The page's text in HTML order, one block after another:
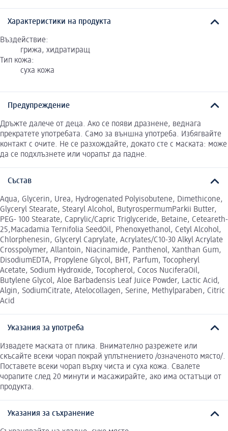
Характеристики на продукта
Въздействие:
грижа, хидратиращ
Тип кожа:
суха кожа
Предупреждение
Дръжте далече от деца. Ако се появи дразнене, веднага
прекратете употребата. Само за външна употреба. Избягвайте
контакт с очите. Не се разхождайте, докато сте с маската: може
да се подхлъзнете или чорапът да падне.
Състав
Aqua, Glycerin, Urea, Hydrogenated Polyisobutene, Dimethicone,
Glyceryl Stearate, Stearyl Alcohol, ButyrospermumParkii Butter,
PEG- 100 Stearate, Caprylic/Capric Triglyceride, Betaine, Ceteareth-
25,Macadamia Ternifolia SeedOil, Phenoxyethanol, Cetyl Alcohol,
Chlorphenesin, Glyceryl Caprylate, Acrylates/C10-30 Alkyl Acrylate
Crosspolymer, Allantoin, Niacinamide, Panthenol, Xanthan Gum,
DisodiumEDTA, Propylene Glycol, BHT, Parfum, Tocopheryl
Acetate, Sodium Hydroxide, Tocopherol, Cocos NuciferaOil,
Butylene Glycol, Aloe Barbadensis Leaf Juice Powder, Lactic Acid,
Algin, SodiumCitrate, Atelocollagen, Serine, Methylparaben, Citric
Acid
Указания за употреба
Извадете маската от плика. Внимателно разрежете или
скъсайте всеки чорап покрай уплътнението /означеното място/.
Поставете всеки чорап върху чиста и суха кожа. Свалете
чорапите след 20 минути и масажирайте, ако има остатъци от
продукта.
Указания за съхранение